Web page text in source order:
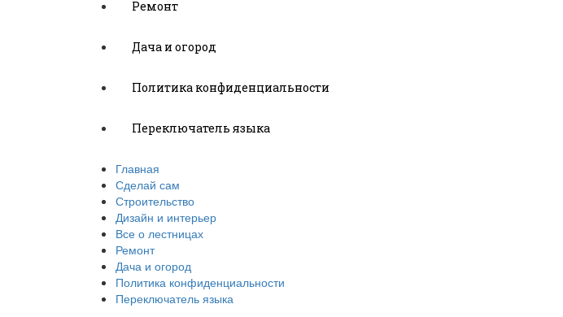
Ремонт
Дача и огород
Политика конфиденциальности
Переключатель языка
Главная
Сделай сам
Строительство
Дизайн и интерьер
Все о лестницах
Ремонт
Дача и огород
Политика конфиденциальности
Переключатель языка